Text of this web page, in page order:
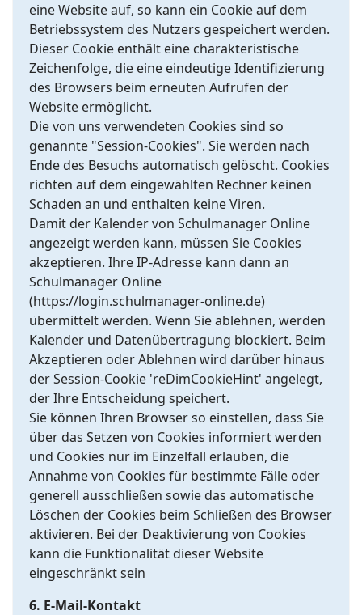
eine Website auf, so kann ein Cookie auf dem
Betriebssystem des Nutzers gespeichert werden.
Dieser Cookie enthält eine charakteristische
Zeichenfolge, die eine eindeutige Identifizierung
des Browsers beim erneuten Aufrufen der
Website ermöglicht.
Die von uns verwendeten Cookies sind so
genannte "Session-Cookies". Sie werden nach
Ende des Besuchs automatisch gelöscht. Cookies
richten auf dem eingewählten Rechner keinen
Schaden an und enthalten keine Viren.
Damit der Kalender von Schulmanager Online
angezeigt werden kann, müssen Sie Cookies
akzeptieren. Ihre IP-Adresse kann dann an
Schulmanager Online
(https://login.schulmanager-online.de)
übermittelt werden. Wenn Sie ablehnen, werden
Kalender und Datenübertragung blockiert. Beim
Akzeptieren oder Ablehnen wird darüber hinaus
der Session-Cookie 'reDimCookieHint' angelegt,
der Ihre Entscheidung speichert.
Sie können Ihren Browser so einstellen, dass Sie
über das Setzen von Cookies informiert werden
und Cookies nur im Einzelfall erlauben, die
Annahme von Cookies für bestimmte Fälle oder
generell ausschließen sowie das automatische
Löschen der Cookies beim Schließen des Browser
aktivieren. Bei der Deaktivierung von Cookies
kann die Funktionalität dieser Website
eingeschränkt sein
6. E-Mail-Kontakt